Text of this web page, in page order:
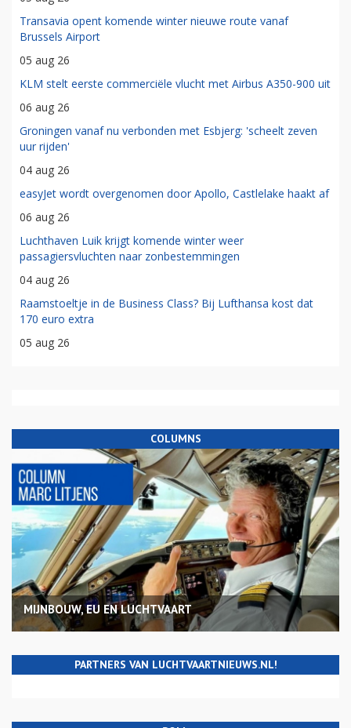
Transavia opent komende winter nieuwe route vanaf
Brussels Airport
05 aug 26
KLM stelt eerste commerciële vlucht met Airbus A350-900 uit
06 aug 26
Groningen vanaf nu verbonden met Esbjerg: 'scheelt zeven
uur rijden'
04 aug 26
easyJet wordt overgenomen door Apollo, Castlelake haakt af
06 aug 26
Luchthaven Luik krijgt komende winter weer
passagiersvluchten naar zonbestemmingen
04 aug 26
Raamstoeltje in de Business Class? Bij Lufthansa kost dat
170 euro extra
05 aug 26
COLUMNS
MIJNBOUW, EU EN LUCHTVAART
PARTNERS VAN LUCHTVAARTNIEUWS.NL!